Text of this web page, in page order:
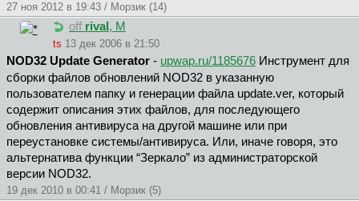
27 ноя 2012 в 19:43 / Морзик (14)
off rival , М
ts 13 дек 2006 в 21:50
NOD32 Update Generator - upwap.ru/1185676 Инструмент для
сборки файлов обновлений NOD32 в указанную
пользователем папку и генерации файла update.ver, который
содержит описания этих файлов, для последующего
обновления антивируса на другой машине или при
переустановке системы/антивируса. Или, иначе говоря, это
альтернатива функции “Зеркало” из администраторской
версии NOD32.
19 дек 2010 в 00:41 / Морзик (5)